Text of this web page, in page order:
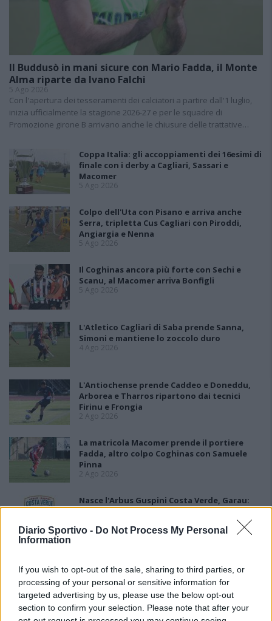
Diario Sportivo - Do Not Process My Personal
Information
If you wish to opt-out of the sale, sharing to third parties, or
processing of your personal or sensitive information for
targeted advertising by us, please use the below opt-out
section to confirm your selection. Please note that after your
Il Buddusò in mani sicure con Mario Fadda, il Monte
Alma riparte da Ivano Falchi
5 Ago 2026
Con l'apertura dei tesseramenti dei calciatori a partire dall'1 luglio,
inizia ufficialmente la stagione 2026-27 e per le squadre di
Promozione girone B arrivano anche le chiusure delle trattative…
Coppa Italia: gli accoppiamenti dei 16esimi di
finale con i derby a Cagliari, Sassari e
Macomer
5 Ago 2026
Colpo dell'Uta con Pisano e arriva anche
Serra, tripletta Cus Cagliari con Piroddi,
Angiargia e Nenna
5 Ago 2026
Il Coghinas ancora più forte con Sechi e
Scanu, al Macomer arriva Bonfigli
5 Ago 2026
L'Atletico Cagliari di Saba prende Sanna,
Simoni e mantiene lo zoccolo duro
4 Ago 2026
L'Antiochense prende Caddeo e Doneddu,
Arborea e Tharros ripartono dai tecnici
Firinu e Frongia
2 Ago 2026
La matricola Macomer prende il portiere
Fadda, altro colpo Coghinas con Samuele
Pinna
2 Ago 2026
Nasce l'Arbus Guspini Costa Verde, Garau:
«Vogliamo rappresentare con orgoglio
31 Lug 2026
28 Lug 2026